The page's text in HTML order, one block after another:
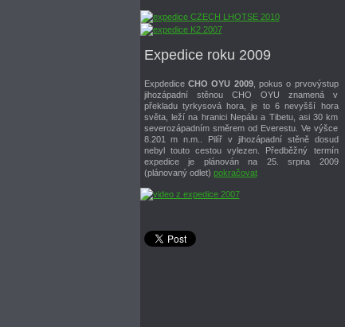
Expedice roku 2009
Expdedice CHO OYU 2009, pokus o prvovýstup
jihozápadní stěnou CHO OYU znamená v
překladu tyrkysová hora, je to 6 nevyšší hora
světa, leží na hranici Nepálu a Tibetu, asi 30 km
severozápadním směrem od Everestu. Ve výšce
8.201 m n.m.. Pilíř v jihozápadní stěně dosud
nebyl touto cestou vylezen. Předběžný termín
expedice je plánován na 25. srpna 2009
(plánovaný odlet) pokračovat